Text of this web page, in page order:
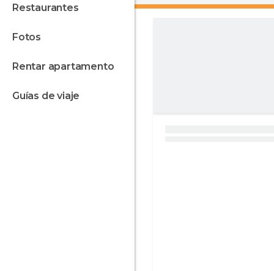
restaurantes
fotos
rentar apartamento
guías de viaje